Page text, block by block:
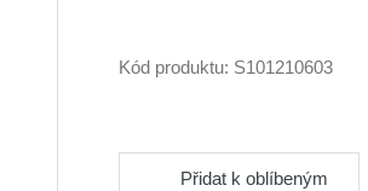
Kód produktu: S101210603
Přidat k oblíbeným